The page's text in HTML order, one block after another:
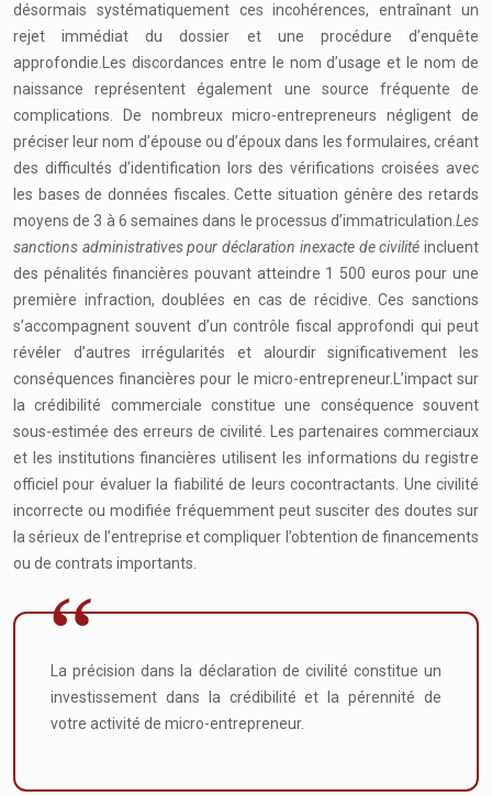
désormais systématiquement ces incohérences, entraînant un
rejet immédiat du dossier et une procédure d’enquête
approfondie.Les discordances entre le nom d’usage et le nom de
naissance représentent également une source fréquente de
complications. De nombreux micro-entrepreneurs négligent de
préciser leur nom d’épouse ou d’époux dans les formulaires, créant
des difficultés d’identification lors des vérifications croisées avec
les bases de données fiscales. Cette situation génère des retards
moyens de 3 à 6 semaines dans le processus d’immatriculation. Les
sanctions administratives pour déclaration inexacte de civilité incluent
des pénalités financières pouvant atteindre 1 500 euros pour une
première infraction, doublées en cas de récidive. Ces sanctions
s’accompagnent souvent d’un contrôle fiscal approfondi qui peut
révéler d’autres irrégularités et alourdir significativement les
conséquences financières pour le micro-entrepreneur.L’impact sur
la crédibilité commerciale constitue une conséquence souvent
sous-estimée des erreurs de civilité. Les partenaires commerciaux
et les institutions financières utilisent les informations du registre
officiel pour évaluer la fiabilité de leurs cocontractants. Une civilité
incorrecte ou modifiée fréquemment peut susciter des doutes sur
la sérieux de l’entreprise et compliquer l’obtention de financements
ou de contrats importants.
La précision dans la déclaration de civilité constitue un
investissement dans la crédibilité et la pérennité de
votre activité de micro-entrepreneur.